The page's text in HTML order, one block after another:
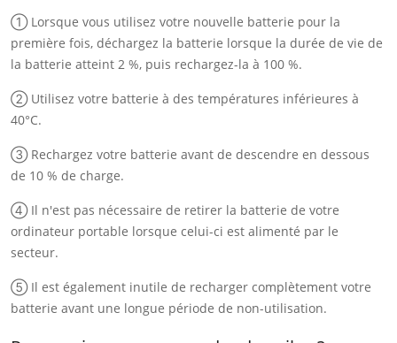
① Lorsque vous utilisez votre nouvelle batterie pour la
première fois, déchargez la batterie lorsque la durée de vie de
la batterie atteint 2 %, puis rechargez-la à 100 %.
② Utilisez votre batterie à des températures inférieures à
40°C.
③ Rechargez votre batterie avant de descendre en dessous
de 10 % de charge.
④ Il n'est pas nécessaire de retirer la batterie de votre
ordinateur portable lorsque celui-ci est alimenté par le
secteur.
⑤ Il est également inutile de recharger complètement votre
batterie avant une longue période de non-utilisation.